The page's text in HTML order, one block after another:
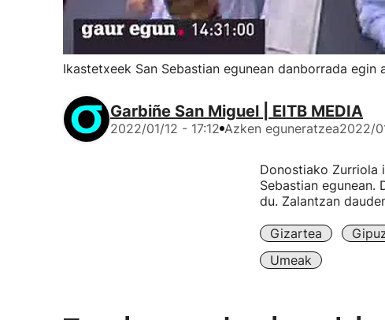
Ikastetxeek San Sebastian egunean danborrada egin
Garbiñe San Miguel | EITB MEDIA
2022/01/12 - 17:12 Azken eguneratzea2022/
Donostiako Zurriola
Sebastian
du. Zalantzan
Gizartea
Umeak